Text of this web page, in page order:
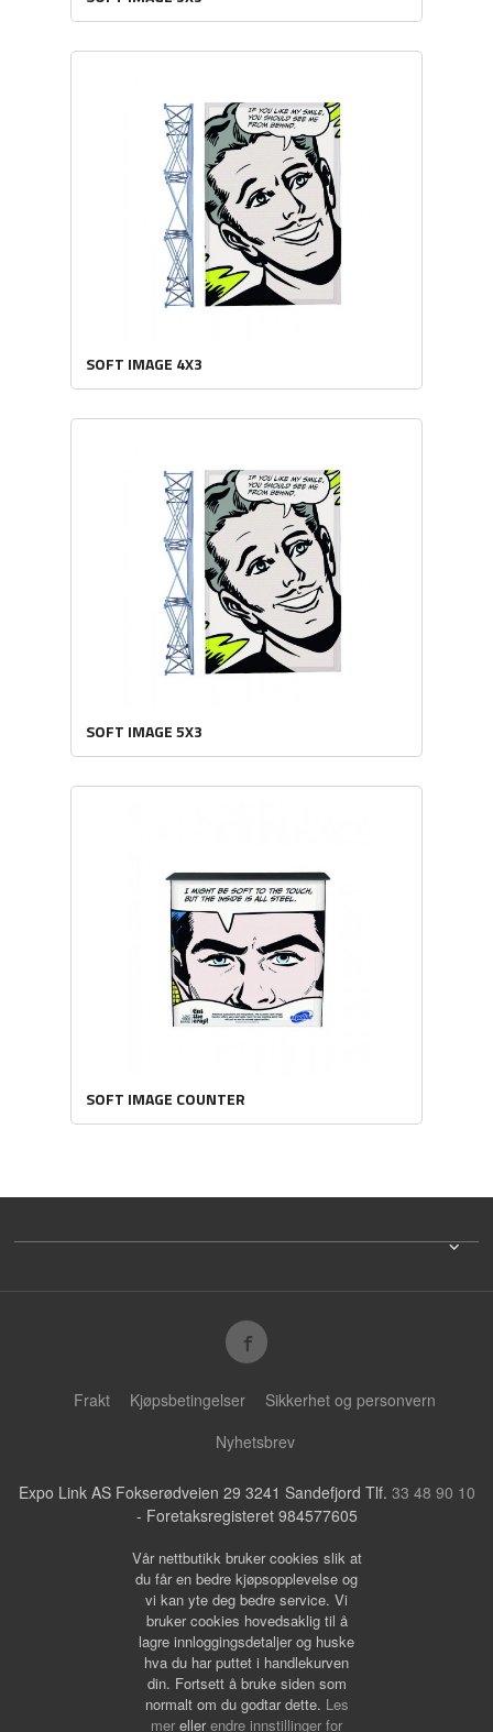
SOFT IMAGE 4X3
SOFT IMAGE 5X3
SOFT IMAGE COUNTER
Frakt Kjøpsbetingelser
Sikkerhet og personvern
Nyhetsbrev
Expo Link AS Fokserødveien 29 3241 Sandefjord Tlf. 33 48 90 10
- Foretaksregisteret 984577605
Vår nettbutikk bruker cookies slik at
du får en bedre kjøpsopplevelse og
vi kan yte deg bedre service. Vi
bruker cookies hovedsaklig til å
lagre innloggingsdetaljer og huske
hva du har puttet i handlekurven
din. Fortsett å bruke siden som
normalt om du godtar dette. Les
mer ellerendre innstillinger for